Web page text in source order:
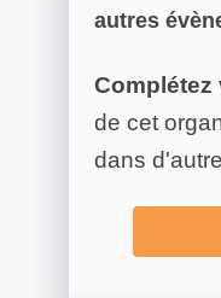
autres
Complétez
de cet
dans